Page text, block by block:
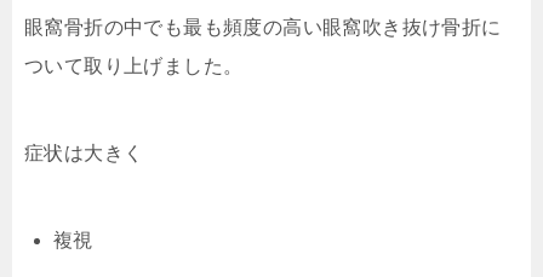
眼窩骨折の中でも最も頻度の高い眼窩吹き抜け骨折に
ついて取り上げました。
症状は大きく
複視